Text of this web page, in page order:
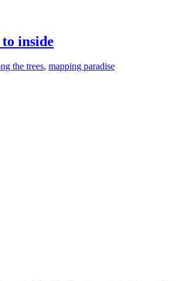
inside
the trees, mapping paradise